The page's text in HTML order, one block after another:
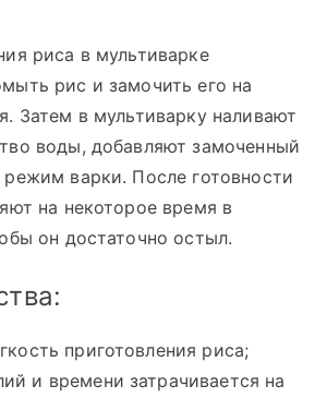
риса в мультиварке
рис и замочить его на
Затем в мультиварку наливают
воды, добавляют замоченный
варки. После готовности
на некоторое время в
он достаточно остыл.
приготовления риса;
и времени затрачивается на